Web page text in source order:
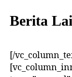
Berita
[/